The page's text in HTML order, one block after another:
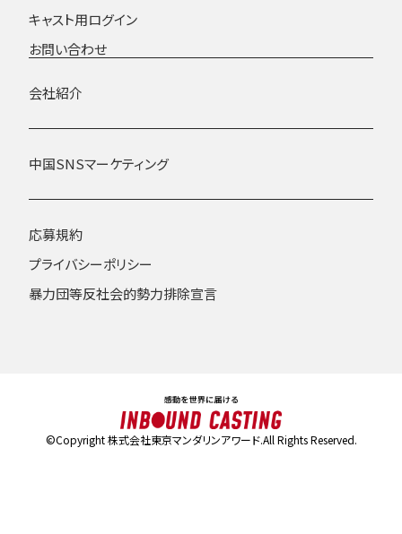
キャスト用ログイン
お問い合わせ
会社紹介
中国SNSマーケティング
応募規約
プライバシーポリシー
暴力団等反社会的勢力排除宣言
©Copyright 株式会社東京マンダリンアワード.All Rights Reserved.